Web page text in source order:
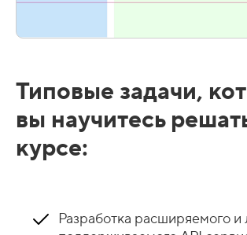
Типовые задачи,
вы научитесь
курсе:
Разработка расширяемого и